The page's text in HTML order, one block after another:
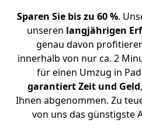
Sparen Sie bis zu 60 %.
unseren langjährigen
genau davon
innerhalb von nur ca. 2
für einen Umzug in
garantiert Zeit und Geld
Ihnen abgenommen. Zu
von uns das günstigste